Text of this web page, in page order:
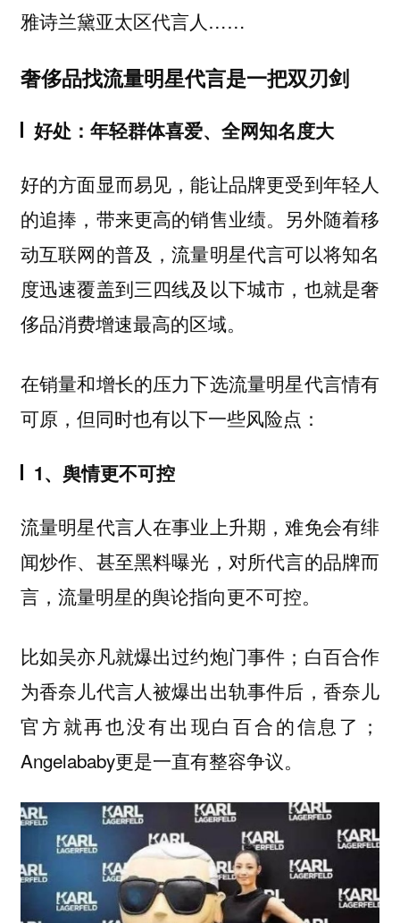
雅诗兰黛亚太区代言人……
奢侈品找流量明星代言是一把双刃剑
好处：年轻群体喜爱、全网知名度大
好的方面显而易见，能让品牌更受到年轻人
的追捧，带来更高的销售业绩。另外随着移
动互联网的普及，流量明星代言可以将知名
度迅速覆盖到三四线及以下城市，也就是奢
侈品消费增速最高的区域。
在销量和增长的压力下选流量明星代言情有
可原，但同时也有以下一些风险点：
1、舆情更不可控
流量明星代言人在事业上升期，难免会有绯
闻炒作、甚至黑料曝光，对所代言的品牌而
言，流量明星的舆论指向更不可控。
比如吴亦凡就爆出过约炮门事件；白百合作
为香奈儿代言人被爆出出轨事件后，香奈儿
官方就再也没有出现白百合的信息了；
Angelababy更是一直有整容争议。